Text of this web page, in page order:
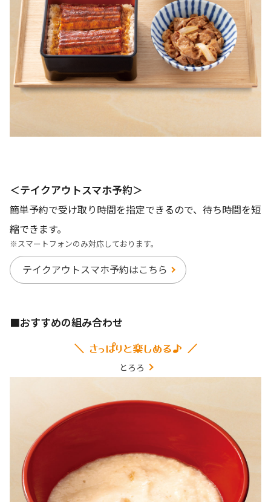
＜テイクアウトスマホ予約＞
簡単予約で受け取り時間を指定できるので、待ち時間を短
縮できます。
※スマートフォンのみ対応しております。
テイクアウトスマホ予約はこちら
■おすすめの組み合わせ
＼ さっぱりと楽しめる♪ ／
とろろ